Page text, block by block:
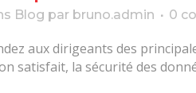
Blog par bruno.admin 0
aux dirigeants des
satisfait, la sécurité des